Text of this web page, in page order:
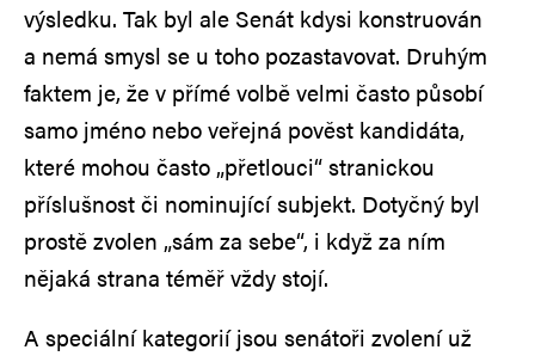
výsledku. Tak byl ale Senát kdysi konstruován
a nemá smysl se u toho pozastavovat. Druhým
faktem je, že v přímé volbě velmi často působí
samo jméno nebo veřejná pověst kandidáta,
které mohou často „přetlouci“ stranickou
příslušnost či nominující subjekt. Dotyčný byl
prostě zvolen „sám za sebe“, i když za ním
nějaká strana téměř vždy stojí.
A speciální kategorií jsou senátoři zvolení už